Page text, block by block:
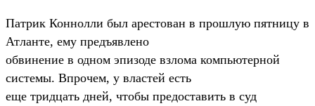
Патрик Коннолли был арестован в прошлую пятницу в
Атланте, ему предъявлено
обвинение в одном эпизоде взлома компьютерной
системы. Впрочем, у властей есть
еще тридцать дней, чтобы предоставить в суд